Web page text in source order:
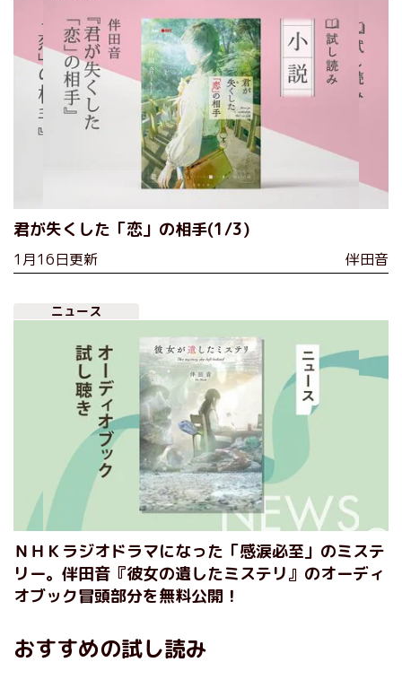
君が失くした「恋」の相手(1/3)
1月16日更新 伴田音
ニュース
ＮＨＫラジオドラマになった「感涙必至」のミステ
リー。伴田音『彼女の遺したミステリ』のオーディ
オブック冒頭部分を無料公開！
おすすめの試し読み